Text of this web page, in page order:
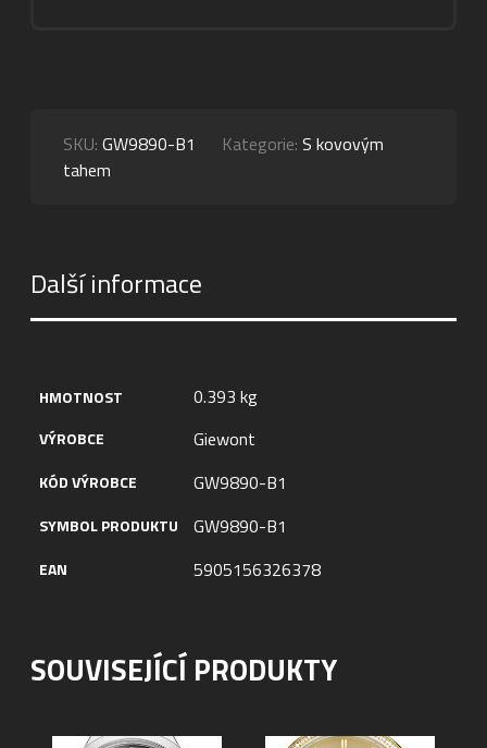
SKU:GW9890-B1 Kategorie:S kovovým
tahem
Další informace
HMOTNOST 0.393 kg
VÝROBCE Giewont
KÓD VÝROBCE GW9890-B1
SYMBOL PRODUKTU GW9890-B1
EAN 5905156326378
SOUVISEJÍCÍ PRODUKTY